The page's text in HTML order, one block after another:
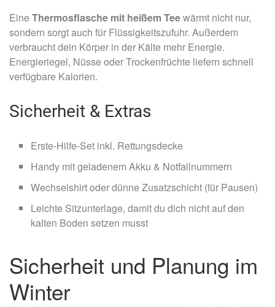
Eine Thermosflasche mit heißem Teewärmt nicht nur,
sondern sorgt auch für Flüssigkeitszufuhr. Außerdem
verbraucht dein Körper in der Kälte mehr Energie.
Energieriegel, Nüsse oder Trockenfrüchte liefern schnell
verfügbare Kalorien.
Sicherheit & Extras
Erste-Hilfe-Set inkl. Rettungsdecke
Handy mit geladenem Akku & Notfallnummern
Wechselshirt oder dünne Zusatzschicht (für Pausen)
Leichte Sitzunterlage, damit du dich nicht auf den
kalten Boden setzen musst
Sicherheit und Planung im
Winter